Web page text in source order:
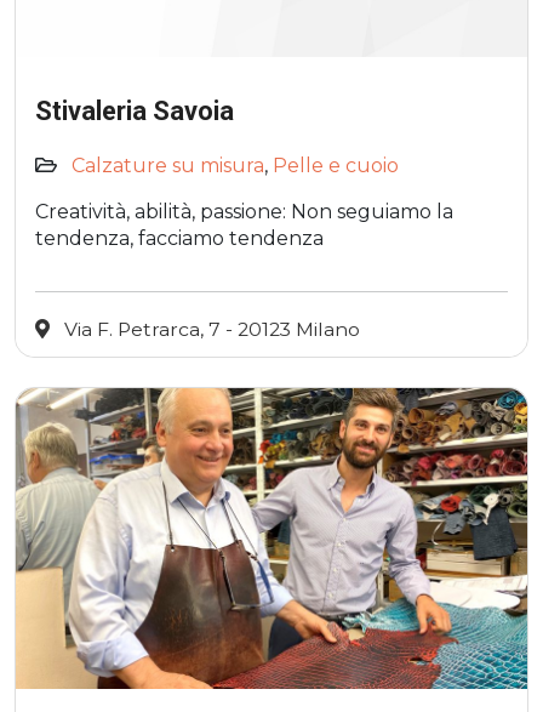
Stivaleria Savoia
Calzature su misura, Pelle e cuoio
Creatività, abilità, passione: Non seguiamo la
tendenza, facciamo tendenza
Via F. Petrarca, 7 - 20123 Milano